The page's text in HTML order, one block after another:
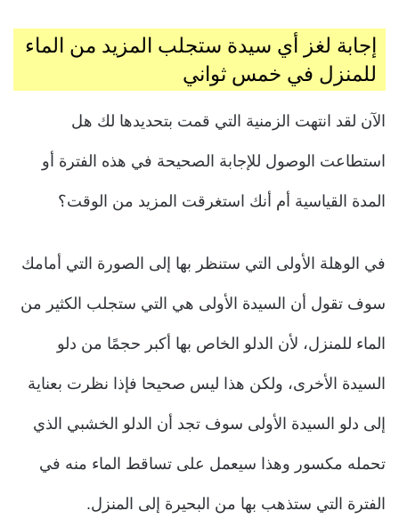
إجابة لغز أي سيدة ستجلب المزيد من الماء
للمنزل في خمس ثواني
الآن لقد انتهت الزمنية التي قمت بتحديدها لك هل
استطاعت الوصول للإجابة الصحيحة في هذه الفترة أو
المدة القياسية أم أنك استغرقت المزيد من الوقت؟
في الوهلة الأولى التي ستنظر بها إلى الصورة التي أمامك
سوف تقول أن السيدة الأولى هي التي ستجلب الكثير من
الماء للمنزل، لأن الدلو الخاص بها أكبر حجمًا من دلو
السيدة الأخرى، ولكن هذا ليس صحيحا فإذا نظرت بعناية
إلى دلو السيدة الأولى سوف تجد أن الدلو الخشبي الذي
تحمله مكسور وهذا سيعمل على تساقط الماء منه في
الفترة التي ستذهب بها من البحيرة إلى المنزل.